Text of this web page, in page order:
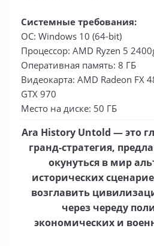
Системные требования:
ОС: Windows 10 (64-bit)
Процессор: AMD Ryzen 5
Оперативная память: 8 ГБ
Видеокарта: AMD Radeon FX
GTX 970
Место на диске: 50 ГБ
Ara History Untold — это
гранд‑стратегия,
окунуться в мир
исторических
возглавить
через череду
экономических и